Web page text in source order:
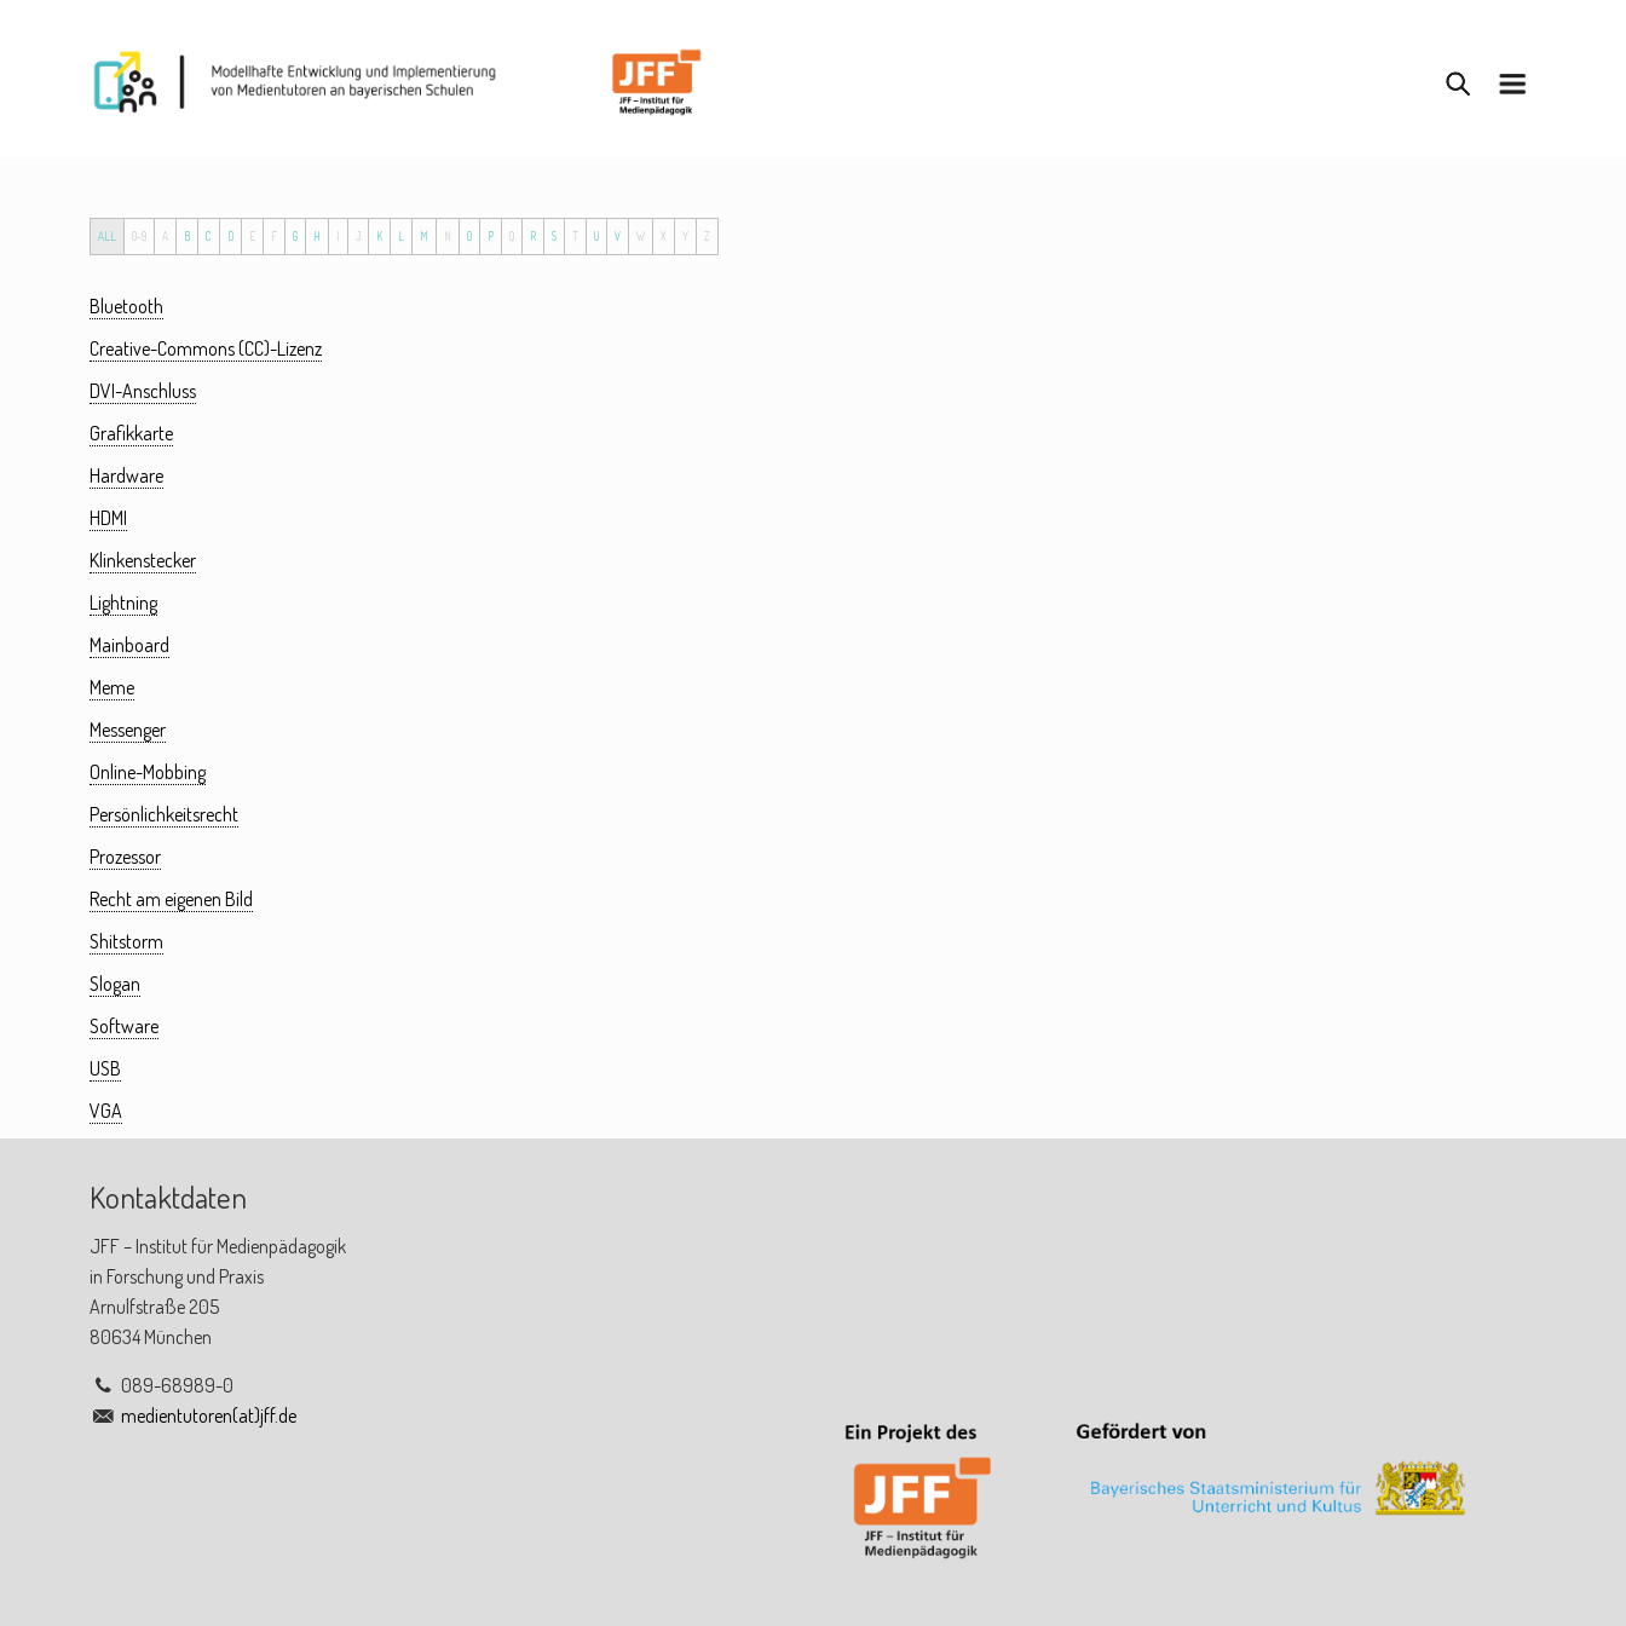
ALL 0-9 A B C D E F G H I J K L M N O P Q R S T U V W X Y Z
Bluetooth
Creative-Commons (CC)-Lizenz
DVI-Anschluss
Grafikkarte
Hardware
HDMI
Klinkenstecker
Lightning
Mainboard
Meme
Messenger
Online-Mobbing
Persönlichkeitsrecht
Prozessor
Recht am eigenen Bild
Shitstorm
Slogan
Software
USB
VGA
Kontaktdaten
JFF – Institut für Medienpädagogik
in Forschung und Praxis
Arnulfstraße 205
80634 München
089-68989-0
medientutoren(at)jff.de